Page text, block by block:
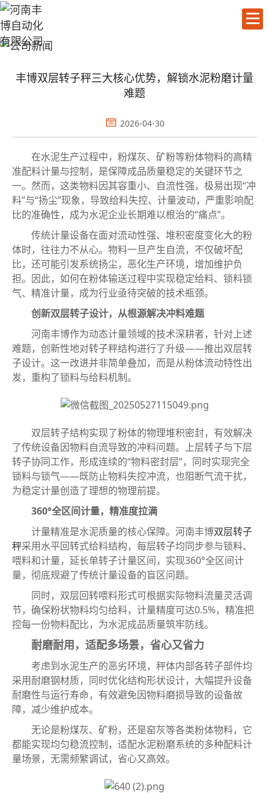
丰博双层转子秤三大核心优势，解锁水泥粉磨计量
难题
2026-04-30
在水泥生产过程中，粉煤灰、矿粉等粉体物料的高精
准配料计量与控制，是保障成品质量稳定的关键环节之
一。然而，这类物料因其容重小、自流性强，极易出现“冲
料”与“扬尘”现象，导致给料失控、计量波动，严重影响配
比的准确性，成为水泥企业长期难以根治的“痛点”。
传统计量设备在面对流动性强、堆积密度变化大的粉
体时，往往力不从心。物料一旦产生自流，不仅破坏配
比，还可能引发系统扬尘，恶化生产环境，增加维护负
担。因此，如何在粉体输送过程中实现稳定给料、锁料锁
气、精准计量，成为行业亟待突破的技术瓶颈。
创新双层转子设计，从根源解决冲料难题
河南丰博作为动态计量领域的技术深耕者，针对上述
难题，创新性地对转子秤结构进行了升级——推出双层转
子设计。这一改进并非简单叠加，而是从粉体流动特性出
发，重构了锁料与给料机制。
双层转子结构实现了粉体的物理堆积密封，有效解决
了传统设备因物料自流导致的冲料问题。上层转子与下层
转子协同工作，形成连续的“物料密封层”，同时实现完全
锁料与锁气——既防止物料失控冲流，也阻断气流干扰，
为稳定计量创造了理想的物理前提。
360°全区间计量，精准度拉满
计量精准是水泥质量的核心保障。河南丰博双层转子
秤采用水平回转式给料结构，每层转子均同步参与锁料、
喂料和计量，延长单转子计量区间，实现360°全区间计
量，彻底规避了传统计量设备的盲区问题。
同时，双层回转喂料形式可根据实际物料流量灵活调
节，确保粉状物料均匀给料，计量精度可达0.5%，精准把
控每一份物料配比，为水泥成品质量筑牢防线。
耐磨耐用，适配多场景，省心又省力
考虑到水泥生产的恶劣环境，秤体内部各转子部件均
采用耐磨钢材质，同时优化结构形状设计，大幅提升设备
耐磨性与运行寿命，有效避免因物料磨损导致的设备故
障，减少维护成本。
无论是粉煤灰、矿粉，还是窑灰等各类粉体物料，它
都能实现均匀稳流控制，适配水泥粉磨系统的多种配料计
量场景，无需频繁调试，省心又高效。